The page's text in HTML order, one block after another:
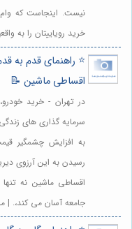
نیست. اینجاست که
خرید رویاییتان را به
⭐️ راهنمای قدم
اقساطی ماشین 📝
در تهران - خرید
سرمایه گذاری های
به افزایش چشمگیر
رسیدن به این آرزوی
اقساطی ماشین نه
جامعه آسان می کند،. |